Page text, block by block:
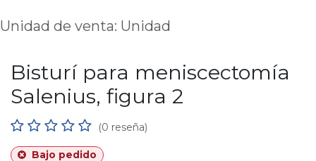
Unidad de venta: Unidad
Bisturí para meniscectomía
Salenius, figura 2
(0 reseña)
Bajo pedido